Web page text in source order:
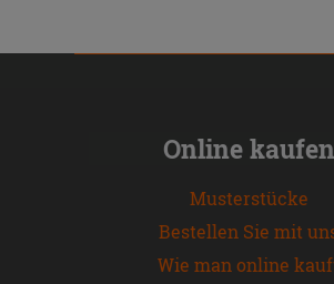
Online kaufen
Musterstücke
Bestellen Sie mit
Wie man online